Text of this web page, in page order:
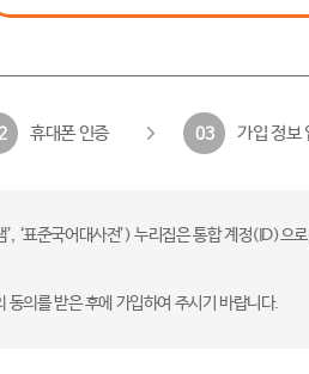
휴대폰 인증 03 가입 정보
‘표준국어대사전’) 누리집은 통합 계정(ID)으
의를 받은 후에 가입하여 주시기 바랍니다.